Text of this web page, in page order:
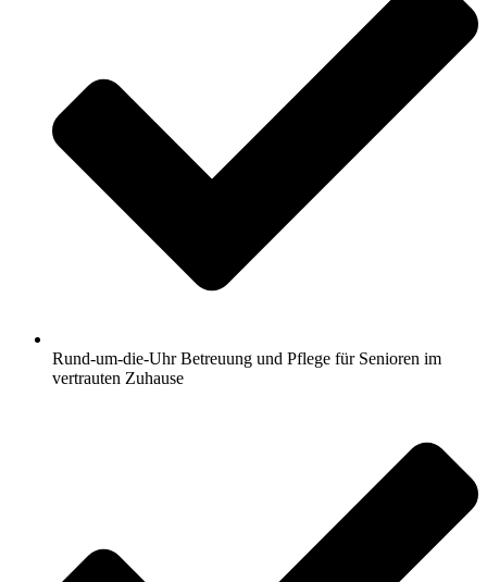
Rund-um-die-Uhr Betreuung und Pflege für Senioren im
vertrauten Zuhause